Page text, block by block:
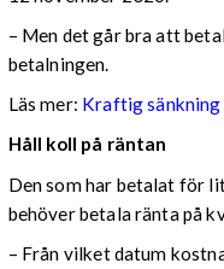
– Men det går bra att
betalningen.
Läs mer: Kraftig sänkning
Håll koll på räntan
Den som har betalat för
behöver betala ränta på
– Från vilket datum